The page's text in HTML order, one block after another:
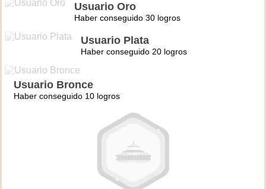
Usuario Oro
Haber conseguido 30 logros
Usuario Plata
Haber conseguido 20 logros
Usuario Bronce
Haber conseguido 10 logros